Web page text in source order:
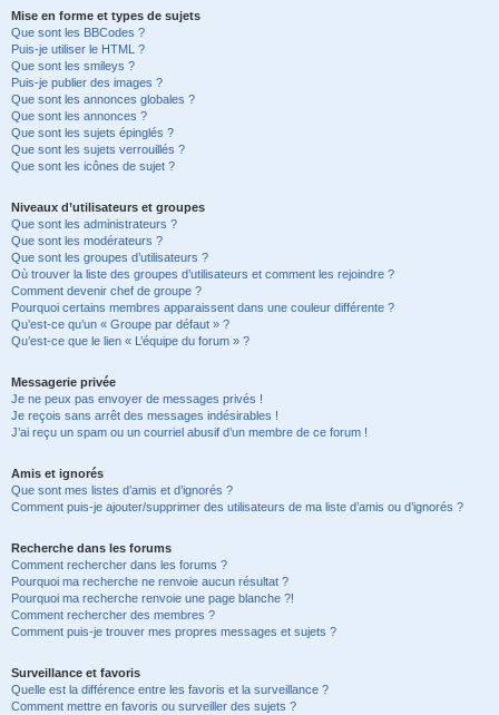
Mise en forme et types de sujets
Que sont les BBCodes ?
Puis-je utiliser le HTML ?
Que sont les smileys ?
Puis-je publier des images ?
Que sont les annonces globales ?
Que sont les annonces ?
Que sont les sujets épinglés ?
Que sont les sujets verrouillés ?
Que sont les icônes de sujet ?
Niveaux d’utilisateurs et groupes
Que sont les administrateurs ?
Que sont les modérateurs ?
Que sont les groupes d’utilisateurs ?
Où trouver la liste des groupes d’utilisateurs et comment les rejoindre ?
Comment devenir chef de groupe ?
Pourquoi certains membres apparaissent dans une couleur différente ?
Qu’est-ce qu’un « Groupe par défaut » ?
Qu’est-ce que le lien « L’équipe du forum » ?
Messagerie privée
Je ne peux pas envoyer de messages privés !
Je reçois sans arrêt des messages indésirables !
J’ai reçu un spam ou un courriel abusif d’un membre de ce forum !
Amis et ignorés
Que sont mes listes d’amis et d’ignorés ?
Comment puis-je ajouter/supprimer des utilisateurs de ma liste d’amis ou d’ignorés ?
Recherche dans les forums
Comment rechercher dans les forums ?
Pourquoi ma recherche ne renvoie aucun résultat ?
Pourquoi ma recherche renvoie une page blanche ?!
Comment rechercher des membres ?
Comment puis-je trouver mes propres messages et sujets ?
Surveillance et favoris
Quelle est la différence entre les favoris et la surveillance ?
Comment mettre en favoris ou surveiller des sujets ?